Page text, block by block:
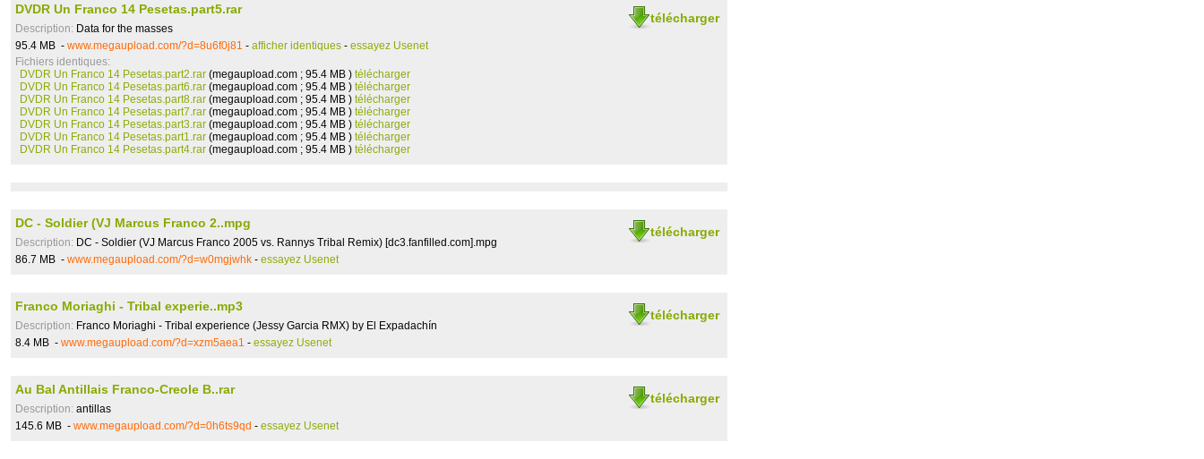
télécharger
DVDR Un Franco 14 Pesetas.part5.rar
Description: Data for the masses
95.4 MB - www.megaupload.com/?d=8u6f0j81 - afficher identiques - essayez Usenet
Fichiers identiques:
DVDR Un Franco 14 Pesetas.part2.rar (megaupload.com ; 95.4 MB ) télécharger
DVDR Un Franco 14 Pesetas.part6.rar (megaupload.com ; 95.4 MB ) télécharger
DVDR Un Franco 14 Pesetas.part8.rar (megaupload.com ; 95.4 MB ) télécharger
DVDR Un Franco 14 Pesetas.part7.rar (megaupload.com ; 95.4 MB ) télécharger
DVDR Un Franco 14 Pesetas.part3.rar (megaupload.com ; 95.4 MB ) télécharger
DVDR Un Franco 14 Pesetas.part1.rar (megaupload.com ; 95.4 MB ) télécharger
DVDR Un Franco 14 Pesetas.part4.rar (megaupload.com ; 95.4 MB ) télécharger
télécharger
DC - Soldier (VJ Marcus Franco 2..mpg
Description: DC - Soldier (VJ Marcus Franco 2005 vs. Rannys Tribal Remix) [dc3.fanfilled.com].mpg
86.7 MB - www.megaupload.com/?d=w0mgjwhk - essayez Usenet
télécharger
Franco Moriaghi - Tribal experie..mp3
Description: Franco Moriaghi - Tribal experience (Jessy Garcia RMX) by El Expadachín
8.4 MB - www.megaupload.com/?d=xzm5aea1 - essayez Usenet
télécharger
Au Bal Antillais Franco-Creole B..rar
Description: antillas
145.6 MB - www.megaupload.com/?d=0h6ts9qd - essayez Usenet